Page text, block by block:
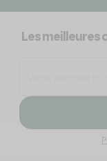
Les meilleures